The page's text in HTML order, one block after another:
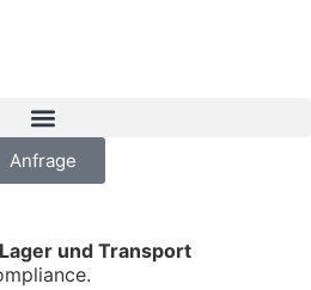
Anfrage
und Transport